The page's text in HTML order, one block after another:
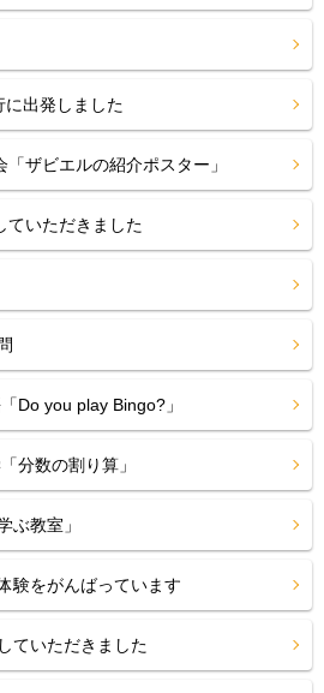
出発しました
「ザビエルの紹介ポスター」
ていただきました
Do you play Bingo?」
分数の割り算」
ぶ教室」
をがんばっています
ていただきました